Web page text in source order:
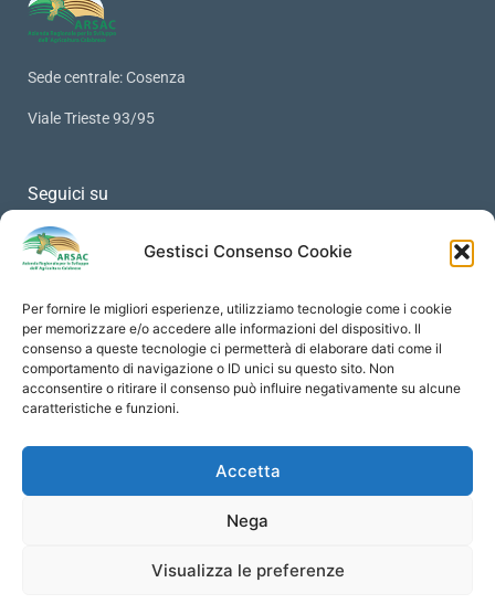
Gestisci Consenso Cookie
Per fornire le migliori esperienze, utilizziamo tecnologie come i cookie
per memorizzare e/o accedere alle informazioni del dispositivo. Il
consenso a queste tecnologie ci permetterà di elaborare dati come il
comportamento di navigazione o ID unici su questo sito. Non
acconsentire o ritirare il consenso può influire negativamente su alcune
caratteristiche e funzioni.
Accetta
Nega
Visualizza le preferenze
Sede centrale: Cosenza
Viale Trieste 93/95
Seguici su
PRIVACY
Protezione Dati Personali
Informativa Privacy
Cookies Policy
© 2018 All rights reserved sito a cura di Arsac Ufficio Marketing